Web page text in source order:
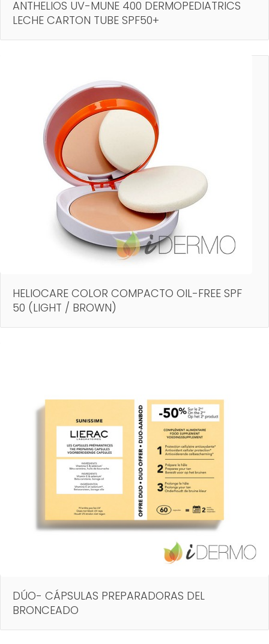
ANTHELIOS UV-MUNE 400 DERMOPEDIATRICS
LECHE CARTON TUBE SPF50+
HELIOCARE COLOR COMPACTO OIL-FREE SPF
50 (LIGHT / BROWN)
DÚO- CÁPSULAS PREPARADORAS DEL
BRONCEADO